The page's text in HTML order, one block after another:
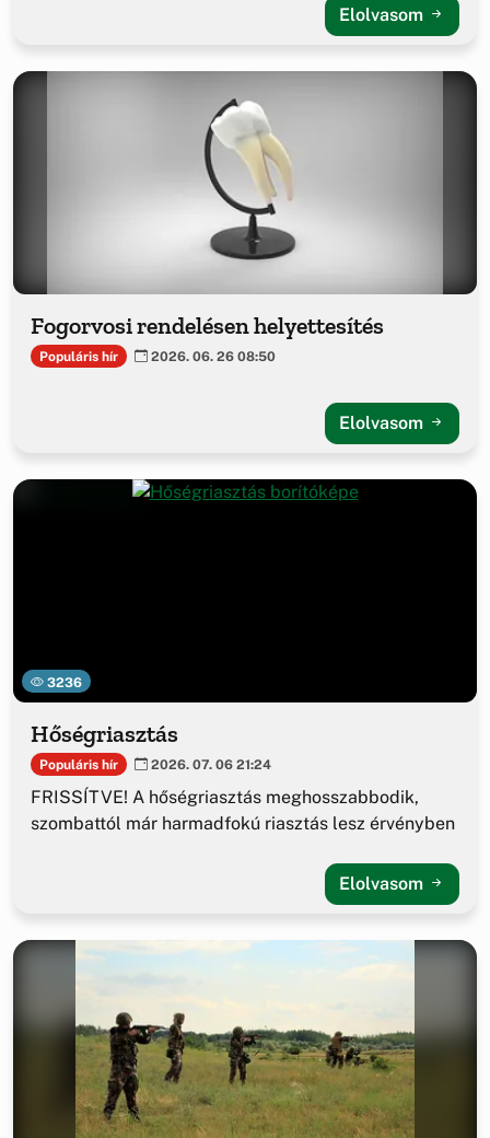
Elolvasom
Fogorvosi rendelésen helyettesítés
Populáris hír 2026. 06. 26 08:50
Elolvasom
3236
Hőségriasztás
Populáris hír 2026. 07. 06 21:24
FRISSÍTVE! A hőségriasztás meghosszabbodik,
szombattól már harmadfokú riasztás lesz érvényben
Elolvasom